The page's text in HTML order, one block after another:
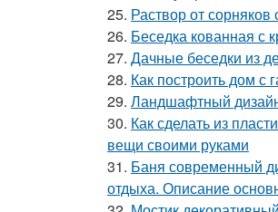
25. Раствор от
26. Беседка кованная с
27. Дачные беседки из
28. Как построить дом
29. Ландшафтный
30. Как сделать из
вещи своими руками
31. Баня современный
отдыха. Описание